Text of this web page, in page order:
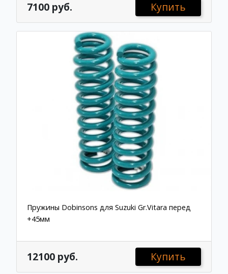
7100 руб. Купить
Пружины Dobinsons для Suzuki Gr.Vitara перед
+45мм
12100 руб. Купить